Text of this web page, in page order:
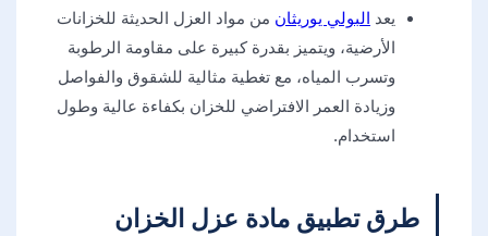
يعد البولي يوريثان من مواد العزل الحديثة للخزانات
الأرضية، ويتميز بقدرة كبيرة على مقاومة الرطوبة
وتسرب المياه، مع تغطية مثالية للشقوق والفواصل
وزيادة العمر الافتراضي للخزان بكفاءة عالية وطول
استخدام.
طرق تطبيق مادة عزل الخزان